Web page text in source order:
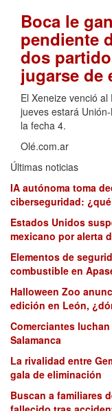
Boca le
pendiente
dos
jugarse de
El Xeneize venció
jueves estará
la fecha 4.
Olé.com.ar
Últimas noticias
IA autónoma toma
ciberseguridad:
Estados Unidos
mexicano por alerta
Elementos de
combustible en
Halloween Zoo
edición en León,
Comerciantes
Salamanca
La rivalidad entre
gala de eliminación
Buscan a familiares